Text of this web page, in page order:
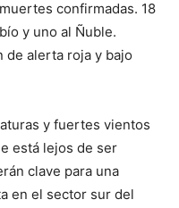
confirmadas. 18
y uno al Ñuble.
de alerta roja y bajo
y fuertes vientos
está lejos de ser
clave para una
en el sector sur del